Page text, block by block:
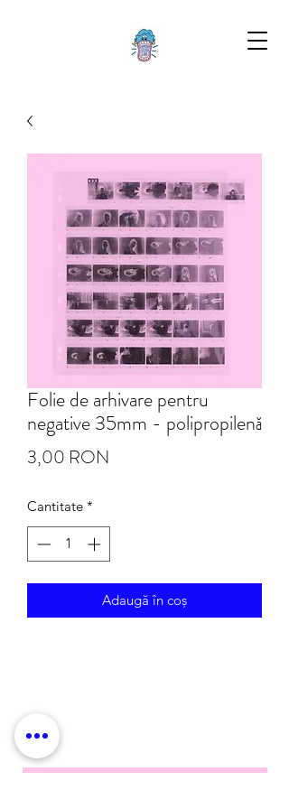
Folie de arhivare pentru
negative 35mm - polipropilenă
3,00 RON
Cantitate *
Adaugă în coș